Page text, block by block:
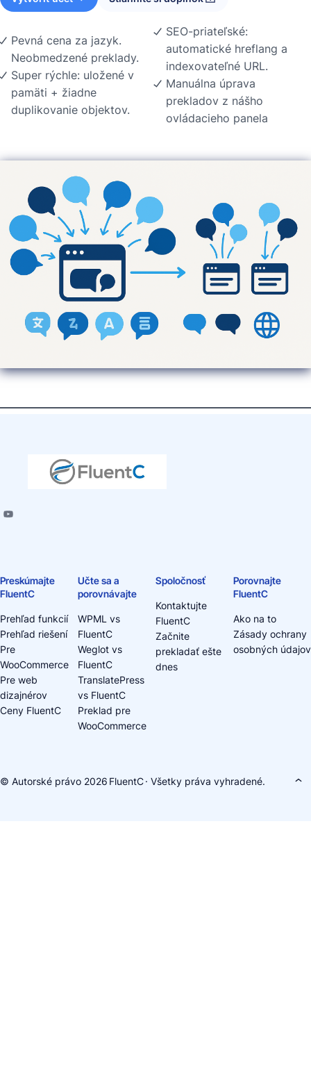
Pevná cena za jazyk.
Neobmedzené preklady.
Super rýchle: uložené v
pamäti + žiadne
duplikovanie objektov.
SEO-priateľské:
automatické hreflang a
indexovateľné URL.
Manuálna úprava
prekladov z nášho
ovládacieho panela
Preskúmajte
FluentC
Prehľad funkcií
Prehľad riešení
Pre
WooCommerce
Pre web
dizajnérov
Ceny FluentC
Učte sa a
porovnávajte
WPML vs
FluentC
Weglot vs
FluentC
TranslatePress
vs FluentC
Preklad pre
WooCommerce
Spoločnosť
Kontaktujte
FluentC
Začnite
prekladať ešte
dnes
Porovnajte
FluentC
Ako na to
Zásady ochrany
osobných údajov
© Autorské právo 2026 FluentC· Všetky práva vyhradené.